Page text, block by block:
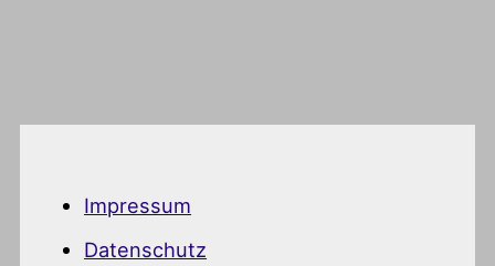
Impressum
Datenschutz